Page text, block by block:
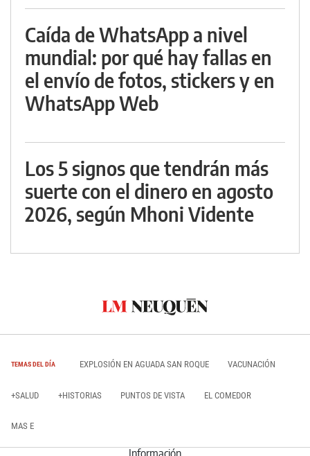
Caída de WhatsApp a nivel
mundial: por qué hay fallas en
el envío de fotos, stickers y en
WhatsApp Web
Los 5 signos que tendrán más
suerte con el dinero en agosto
2026, según Mhoni Vidente
TEMAS DEL DÍA EXPLOSIÓN EN AGUADA SAN ROQUE VACUNACIÓN
+SALUD +HISTORIAS PUNTOS DE VISTA EL COMEDOR
MAS E